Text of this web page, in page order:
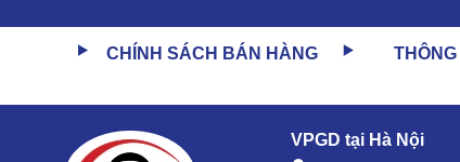
Bộ lọc giữ lại toàn bộ bụi bẩn, chỉ có không khí
Ngoài ra, máy vẫn có túi lọc dạng nón đi kèm,
giúp giữ lại nhiều bụi bẩn. Có thể giặt sạch với
CHÍNH SÁCH BÁN HÀNG
VPGD tại Hà Nội